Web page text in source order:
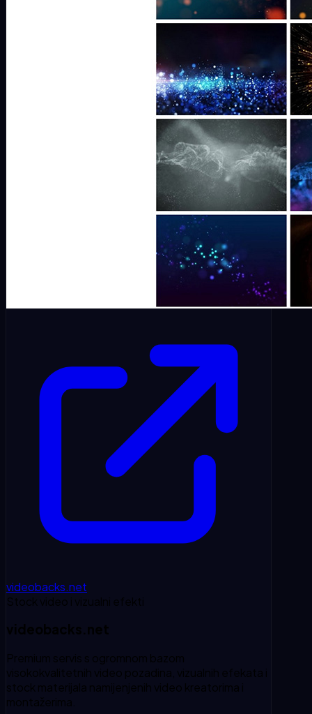
videobacks.net
Stock video i vizualni efekti
videobacks.net
Premium servis s ogromnom bazom
visokokvalitetnih video pozadina, vizualnih efekata i
stock materijala namijenjenih video kreatorima i
montažerima.